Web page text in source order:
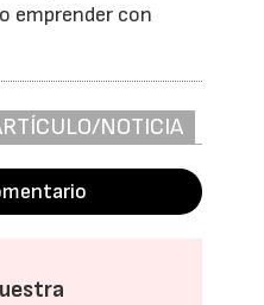
emprender con
NOTICIA